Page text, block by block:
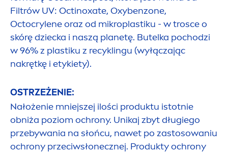
Filtrów UV: Octinoxate, Oxybenzone,
Octocrylene oraz od mikroplastiku - w trosce o
skórę dziecka i naszą planetę. Butelka pochodzi
w 96% z plastiku z recyklingu (wyłączając
nakrętkę i etykiety).
OSTRZEŻENIE:
Nałożenie mniejszej ilości produktu istotnie
obniża poziom ochrony. Unikaj zbyt długiego
przebywania na słońcu, nawet po zastosowaniu
ochrony przeciwsłonecznej. Produkty ochrony